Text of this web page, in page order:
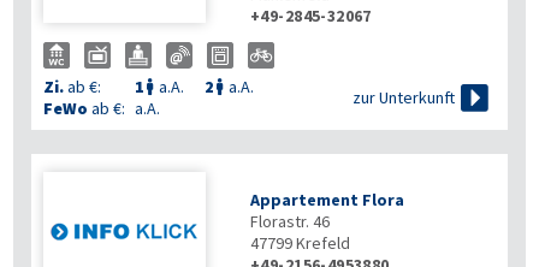
+49-2845-32067
Zi.ab €: 1  a.A. 2  a.A.
FeWo ab €: a.A.
zur Unterkunft 
Appartement Flora
Florastr. 46
47799Krefeld